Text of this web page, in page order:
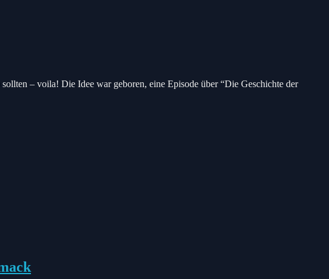
– voila! Die Idee war geboren, eine Episode über “Die Geschichte der